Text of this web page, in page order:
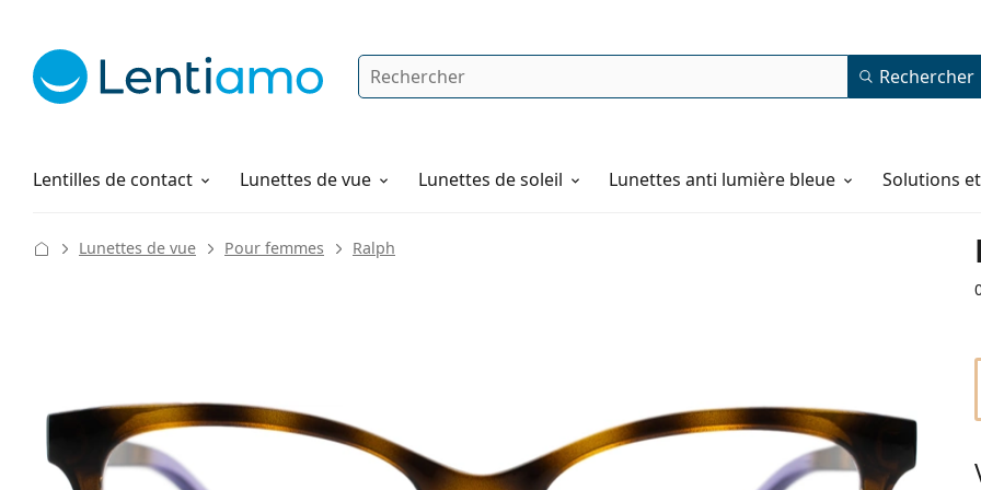
Rechercher Rechercher
Lentilles de contact
Solutions Lunettes de vue Lunettes de soleil Lunettes anti lumière bleue Solutions
Comment commander
Lunettes de vue Pour femmes Ralph